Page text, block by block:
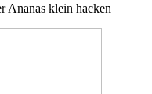
Ananas klein hacken